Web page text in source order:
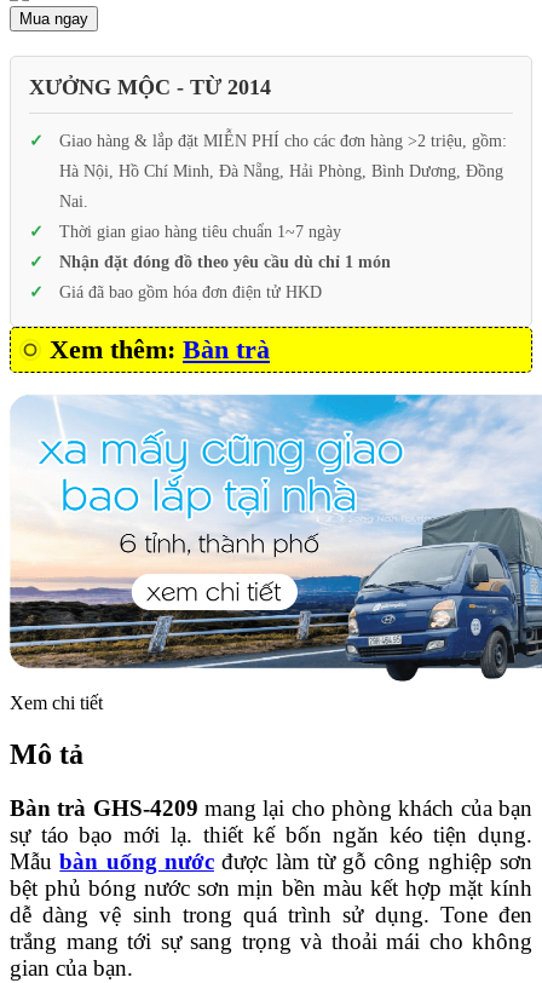
Mua ngay
XƯỞNG MỘC - TỪ 2014
Giao hàng & lắp đặt MIỄN PHÍ cho các đơn hàng >2 triệu, gồm:
Hà Nội, Hồ Chí Minh, Đà Nẵng, Hải Phòng, Bình Dương, Đồng
Nai.
Thời gian giao hàng tiêu chuẩn 1~7 ngày
Nhận đặt đóng đồ theo yêu cầu dù chỉ 1 món
Giá đã bao gồm hóa đơn điện tử HKD
Xem thêm: Bàn trà
Xem chi tiết
Mô tả
Bàn trà GHS-4209 mang lại cho phòng khách của bạn
sự táo bạo mới lạ. thiết kế bốn ngăn kéo tiện dụng.
Mẫubàn uống nướcđược làm từ gỗ công nghiệp sơn
bệt phủ bóng nước sơn mịn bền màu kết hợp mặt kính
dễ dàng vệ sinh trong quá trình sử dụng. Tone đen
trắng mang tới sự sang trọng và thoải mái cho không
gian của bạn.